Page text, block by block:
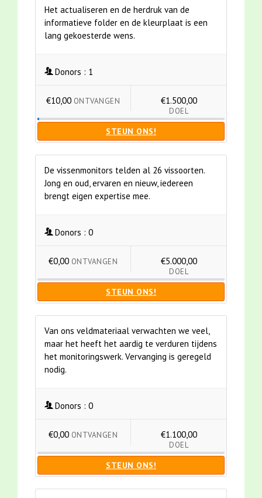
Het actualiseren en de herdruk van de
informatieve folder en de kleurplaat is een
lang gekoesterde wens.
Donors : 1
€10,00 ONTVANGEN €1.500,00
DOEL
STEUN ONS!
De vissenmonitors telden al 26 vissoorten.
Jong en oud, ervaren en nieuw, iedereen
brengt eigen expertise mee.
Donors : 0
€0,00 ONTVANGEN €5.000,00
DOEL
STEUN ONS!
Van ons veldmateriaal verwachten we veel,
maar het heeft het aardig te verduren tijdens
het monitoringswerk. Vervanging is geregeld
nodig.
Donors : 0
€0,00 ONTVANGEN €1.100,00
DOEL
STEUN ONS!